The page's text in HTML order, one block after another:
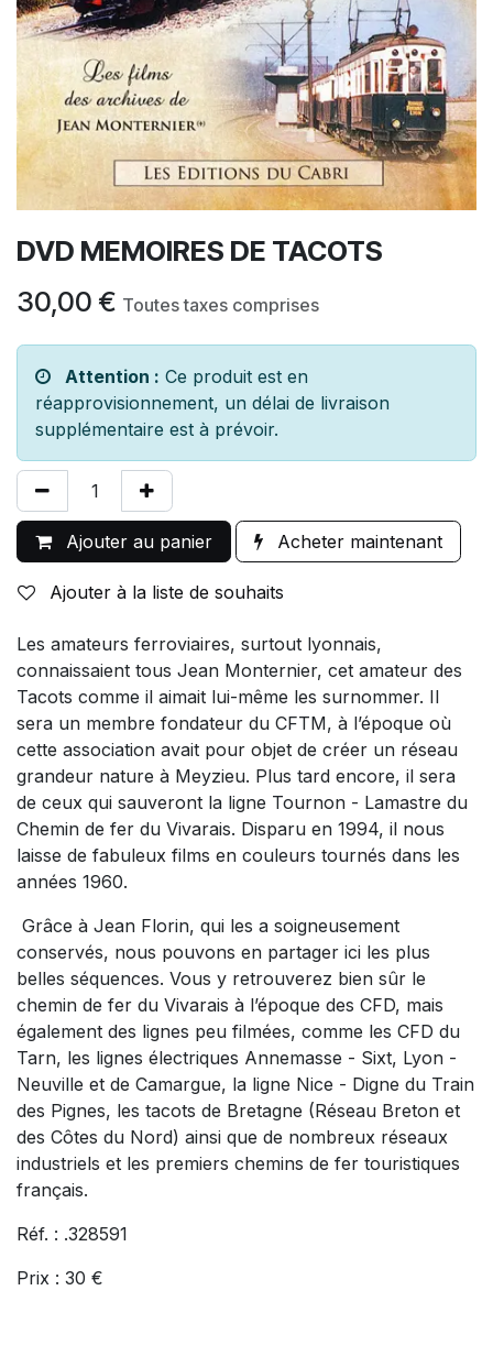
DVD MEMOIRES DE TACOTS
30,00 € Toutes taxes comprises
Attention : Ce produit est en
réapprovisionnement, un délai de livraison
supplémentaire est à prévoir.
Ajouter au panier Acheter maintenant
Ajouter à la liste de souhaits
Les amateurs ferroviaires, surtout lyonnais,
connaissaient tous Jean Monternier, cet amateur des
Tacots comme il aimait lui-même les surnommer. Il
sera un membre fondateur du CFTM, à l’époque où
cette association avait pour objet de créer un réseau
grandeur nature à Meyzieu. Plus tard encore, il sera
de ceux qui sauveront la ligne Tournon - Lamastre du
Chemin de fer du Vivarais. Disparu en 1994, il nous
laisse de fabuleux films en couleurs tournés dans les
années 1960.
Grâce à Jean Florin, qui les a soigneusement
conservés, nous pouvons en partager ici les plus
belles séquences. Vous y retrouverez bien sûr le
chemin de fer du Vivarais à l’époque des CFD, mais
également des lignes peu filmées, comme les CFD du
Tarn, les lignes électriques Annemasse - Sixt, Lyon -
Neuville et de Camargue, la ligne Nice - Digne du Train
des Pignes, les tacots de Bretagne (Réseau Breton et
des Côtes du Nord) ainsi que de nombreux réseaux
industriels et les premiers chemins de fer touristiques
français.
Réf. : .328591
Prix : 30 €